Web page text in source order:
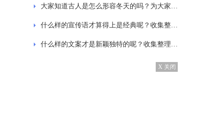
大家知道古人是怎么形容冬天的吗？为大家分享关于冬天的古诗
什么样的宣传语才算得上是经典呢？收集整理的保护环境标语宣传语精选230句
什么样的文案才是新颖独特的呢？收集整理的发抖音的经典文案
X 关闭